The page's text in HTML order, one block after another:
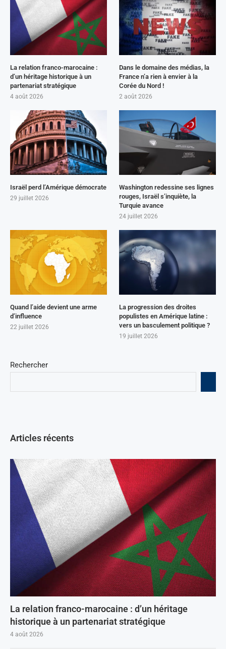
Rechercher
Articles récents
La relation franco-marocaine : d’un héritage
historique à un partenariat stratégique
4 août 2026
La relation franco-marocaine :
d’un héritage historique à un
partenariat stratégique
4 août 2026
Dans le domaine des médias, la
France n’a rien à envier à la
Corée du Nord !
2 août 2026
Israël perd l’Amérique démocrate
29 juillet 2026
Washington redessine ses lignes
rouges, Israël s’inquiète, la
Turquie avance
24 juillet 2026
Quand l’aide devient une arme
d’influence
22 juillet 2026
La progression des droites
populistes en Amérique latine :
vers un basculement politique ?
19 juillet 2026